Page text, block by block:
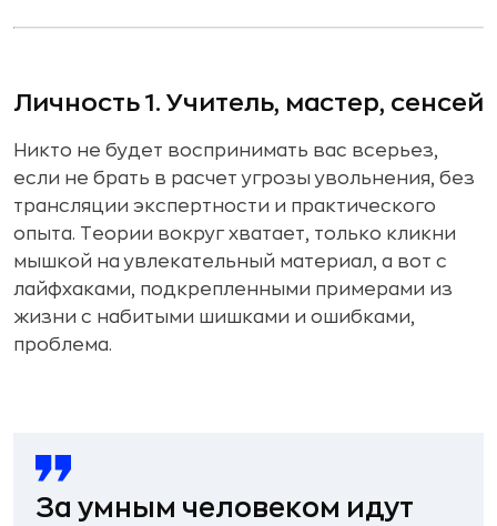
Личность 1. Учитель, мастер, сенсей
Никто не будет воспринимать вас всерьез,
если не брать в расчет угрозы увольнения, без
трансляции экспертности и практического
опыта. Теории вокруг хватает, только кликни
мышкой на увлекательный материал, а вот с
лайфхаками, подкрепленными примерами из
жизни с набитыми шишками и ошибками,
проблема.
За умным человеком идут